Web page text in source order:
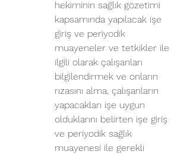
hekiminin sağlık gözetimi
kapsamında yapılacak işe
giriş ve periyodik
muayeneler ve tetkikler ile
ilgili olarak çalışanları
bilgilendirmek ve onların
rızasını alma, çalışanların
yapacakları işe uygun
olduklarını belirten işe giriş
ve periyodik sağlık
muayenesi ile gerekli